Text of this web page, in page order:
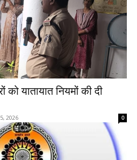
यातायात नियमों की दी
2026 0